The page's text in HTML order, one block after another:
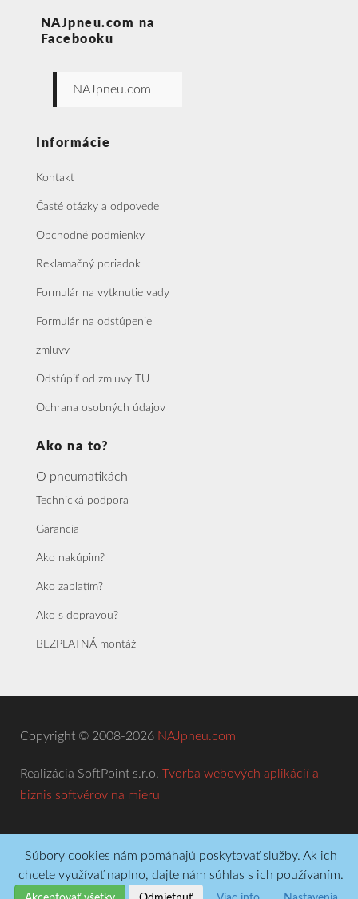
NAJpneu.com na
Facebooku
NAJpneu.com
Informácie
Kontakt
Časté otázky a odpovede
Obchodné podmienky
Reklamačný poriadok
Formulár na vytknutie vady
Formulár na odstúpenie
zmluvy
Odstúpiť od zmluvy TU
Ochrana osobných údajov
Ako na to?
O pneumatikách
Technická podpora
Garancia
Ako nakúpim?
Ako zaplatím?
Ako s dopravou?
BEZPLATNÁ montáž
Copyright © 2008-2026 NAJpneu.com
Realizácia SoftPoint s.r.o. Tvorba webových aplikácií a
biznis softvérov na mieru
Súbory cookies nám pomáhajú poskytovať služby. Ak ich
chcete využívať naplno, dajte nám súhlas s ich používaním.